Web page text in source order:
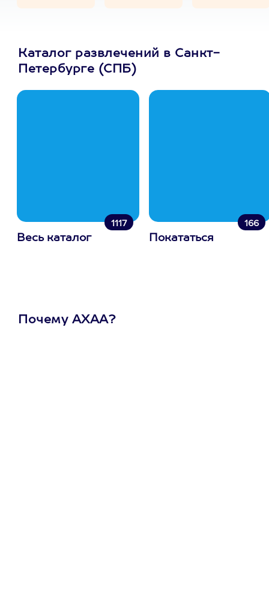
Каталог развлечений в Санкт-
Петербурге (СПБ)
1117
Весь каталог
166
Покататься
Почему АХАА?